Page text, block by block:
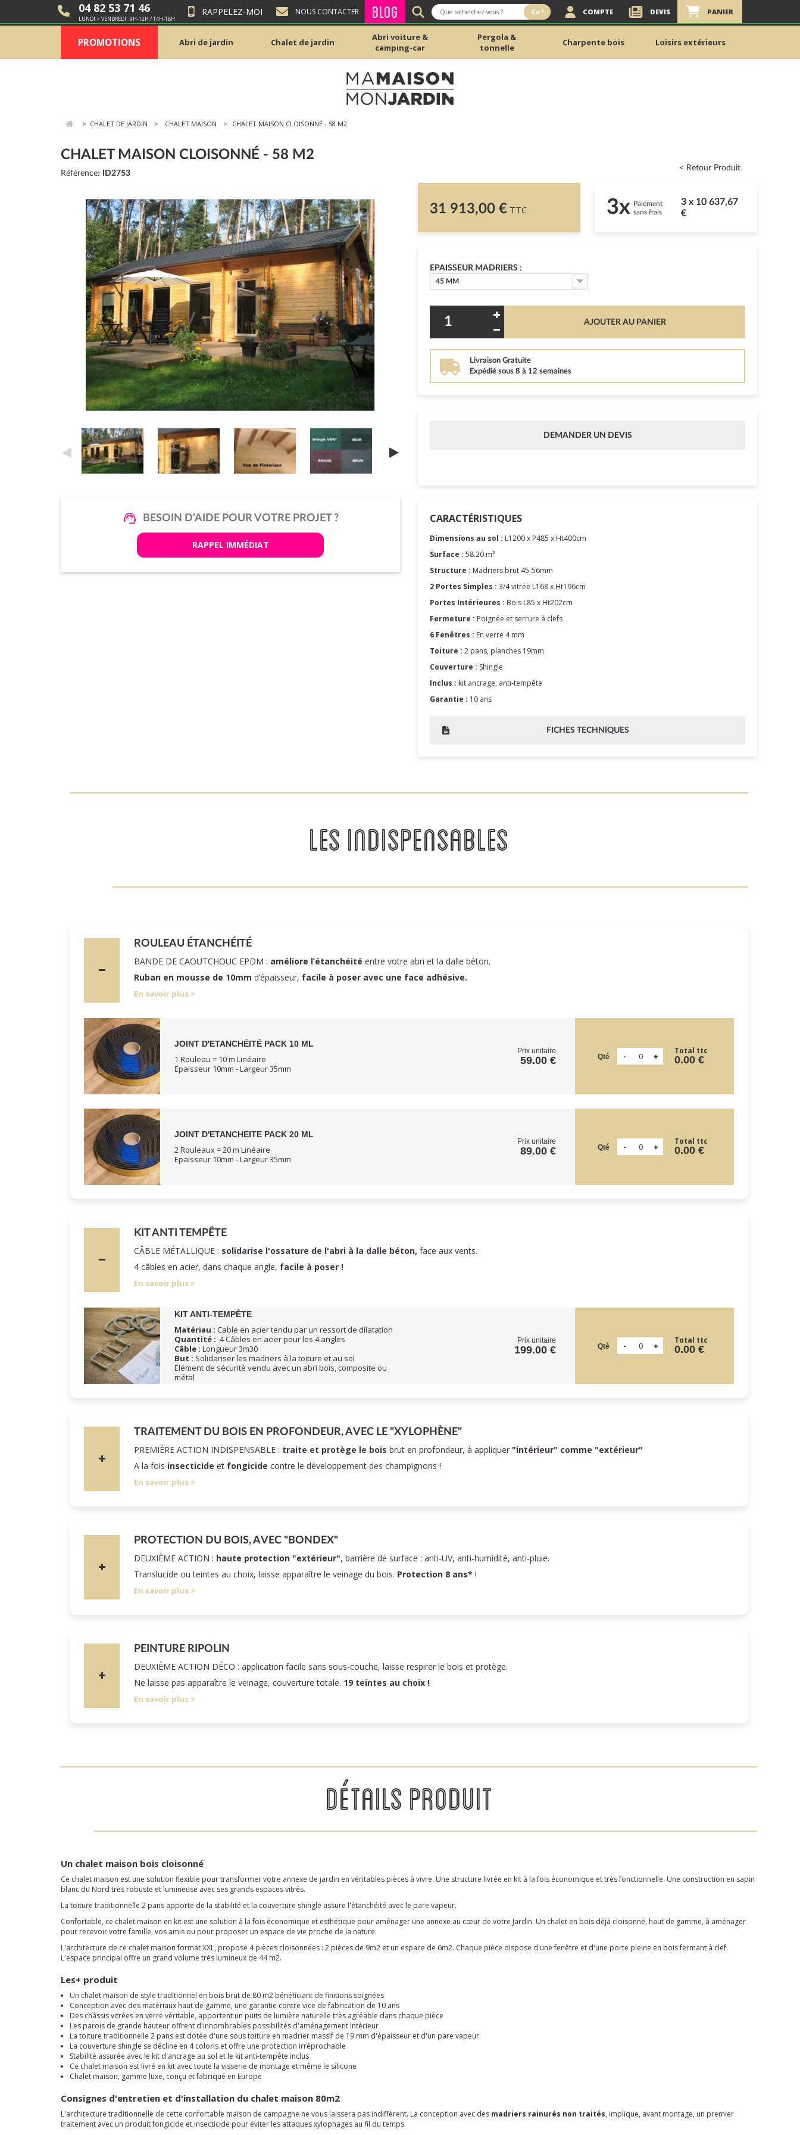
04 82 53 71 46
LUNDI > VENDREDI : 9H-12H / 14H-18H
RAPPELEZ-MOI NOUS CONTACTER BLOG Go ! COMPTE DEVIS PANIER
PROMOTIONS Abri de jardin Chalet de jardin
Abri voiture &
camping-car
Pergola &
tonnelle
Charpente bois Loisirs extérieurs
> CHALET DE JARDIN CHALET MAISON CHALET MAISON CLOISONNÉ - 58 M2
< Retour Produit
CHALET MAISON CLOISONNÉ - 58 M2
Référence: ID2753
BESOIN D'AIDE POUR VOTRE PROJET ?
RAPPEL IMMÉDIAT
31 913,00 € TTC 3x Paiement
sans frais
3 x 10 637,67
€
EPAISSEUR MADRIERS :
45 MM
AJOUTER AU PANIER
Livraison Gratuite
Expédié sous 8 à 12 semaines
DEMANDER UN DEVIS
CARACTÉRISTIQUES
Dimensions au sol : L1200 x P485 x Ht400cm
Surface : 58.20 m²
Structure : Madriers brut 45-56mm
2 Portes Simples : 3/4vitrée L168 x Ht196cm
Portes Intérieures : Bois L85 x Ht202cm
Fermeture : Poignée et serrure à clefs
6 Fenêtres : En verre 4 mm
Toiture : 2 pans, planches 19mm
Couverture : Shingle
Inclus : kit ancrage, anti-tempête
Garantie : 10 ans
FICHES TECHNIQUES
LES INDISPENSABLES
ROULEAU ÉTANCHÉITÉ
BANDE DE CAOUTCHOUC EPDM : améliore l’étanchéité entre votre abri et la dalle béton.
Ruban en mousse de 10mm d’épaisseur, facile à poser avec une face adhésive.
En savoir plus
JOINT D'ETANCHÉITÉ PACK 10 ML
1 Rouleau = 10 m Linéaire
Epaisseur 10mm - Largeur 35mm
Prix unitaire
59.00 € Qté
Total ttc
0.00 €
JOINT D'ETANCHEITE PACK 20 ML
2 Rouleaux = 20 m Linéaire
Epaisseur 10mm - Largeur 35mm
Prix unitaire
89.00 € Qté
Total ttc
0.00 €
KIT ANTI TEMPÊTE
CÂBLE MÉTALLIQUE : solidarise l'ossature de l'abri à la dalle béton, face aux vents.
4 câbles en acier, dans chaque angle, facile à poser !
En savoir plus
KIT ANTI-TEMPÊTE
Matériau : Cable en acier tendu par un ressort de dilatation
Quantité : 4 Câbles en acier pour les 4 angles
Câble : Longueur 3m30
But : Solidariser les madriers à la toiture et au sol
Elément de sécurité vendu avec un abri bois, composite ou
métal
Prix unitaire
199.00 € Qté
Total ttc
0.00 €
TRAITEMENT DU BOIS EN PROFONDEUR, AVEC LE "XYLOPHÈNE"
PREMIÈRE ACTION INDISPENSABLE : traite et protège le bois brut en profondeur, à appliquer "intérieur" comme "extérieur"
A la fois insecticide et fongicide contre le développement des champignons !
En savoir plus
PROTECTION DU BOIS, AVEC "BONDEX"
DEUXIÈME ACTION : haute protection "extérieur", barrière de surface : anti-UV, anti-humidité, anti-pluie.
Translucide ou teintes au choix, laisse apparaître le veinage du bois. Protection 8 ans* !
En savoir plus
PEINTURE RIPOLIN
DEUXIÈME ACTION DÉCO : application facile sans sous-couche, laisse respirer le bois et protège.
Ne laisse pas apparaître le veinage, couverture totale. 19 teintes au choix !
En savoir plus
DÉTAILS PRODUIT
Un chalet maison bois cloisonné
Ce chalet maison est une solution flexible pour transformer votre annexe de jardin en véritables pièces à vivre. Une structure livrée en kit à la fois économique et très fonctionnelle. Une construction en sapin
blanc du Nord très robuste et lumineuse avec ses grands espaces vitrés.
La toiture traditionnelle 2 pans apporte de la stabilité et la couverture shingle assure l'étanchéité avec le pare vapeur.
Confortable, ce chalet maison en kit est une solution à la fois économique et esthétique pour aménager une annexe au cœur de votre Jardin. Un chalet en bois déjà cloisonné, haut de gamme, à aménager
pour recevoir votre famille, vos amis ou pour proposer un espace de vie proche de la nature.
L'architecture de ce chalet maison format XXL, propose 4 pièces cloisonnées : 2 pièces de 9m2 et un espace de 6m2. Chaque pièce dispose d'une fenêtre et d'une porte pleine en bois fermant à clef.
L'espace principal offre un grand volume très lumineux de 44 m2.
Les+ produit
Un chalet maison de style traditionnel en bois brut de 80 m2 bénéficiant de finitions soignées
Conception avec des matériaux haut de gamme, une garantie contre vice de fabrication de 10 ans
Des châssis vitrées en verre véritable, apportent un puits de lumière naturelle très agréable dans chaque pièce
Les parois de grande hauteur offrent d'innombrables possibilités d'aménagement intérieur
La toiture traditionnelle 2 pans est dotée d'une sous toiture en madrier massif de 19 mm d'épaisseur et d'un pare vapeur
La couverture shingle se décline en 4 coloris et offre une protection irréprochable
Stabilité assurée avec le kit d'ancrage au sol et le kit anti-tempête inclus
Ce chalet maison est livré en kit avec toute la visserie de montage et même le silicone
Chalet maison, gamme luxe, conçu et fabriqué en Europe
Consignes d'entretien et d'installation du chalet maison 80m2
L'architecture traditionnelle de cette confortable maison de campagne ne vous laissera pas indifférent. La conception avec des madriers rainurés non traités, implique, avant montage, un premier
traitement avec un produit fongicide et insecticide pour éviter les attaques xylophages au fil du temps.